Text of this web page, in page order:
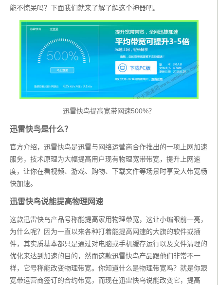
能不惊呆吗？下面我们就来了解了解这个神器吧。
迅雷快鸟提高宽带网速500%？
迅雷快鸟是什么？
官方介绍，迅雷快鸟是迅雷与网络运营商合作推出的一项上网加速
服务，技术原理为大幅提高用户现有物理宽带带宽，提升上网速
度，让你在看视频、游戏、购物、下载文件等场景时享受大带宽畅
快加速。
迅雷快鸟说能提高物理网速
这款迅雷快鸟产品号称能提高家用物理带宽，这让小编眼前一亮，
为什么呢？因为一直以来各种打着能提高网速的大旗的软件或插
件，其实质基本都只是通过对电脑或手机缓存运行以及文件清理的
优化来达到加速的目的，然而这款迅雷快鸟产品跟他们非常不一
样，它号称能改变物理带宽。你知道什么是物理带宽吗？就是你跟
宽带运营商签订的合约带宽，而现在迅雷快鸟说能改变它，提高